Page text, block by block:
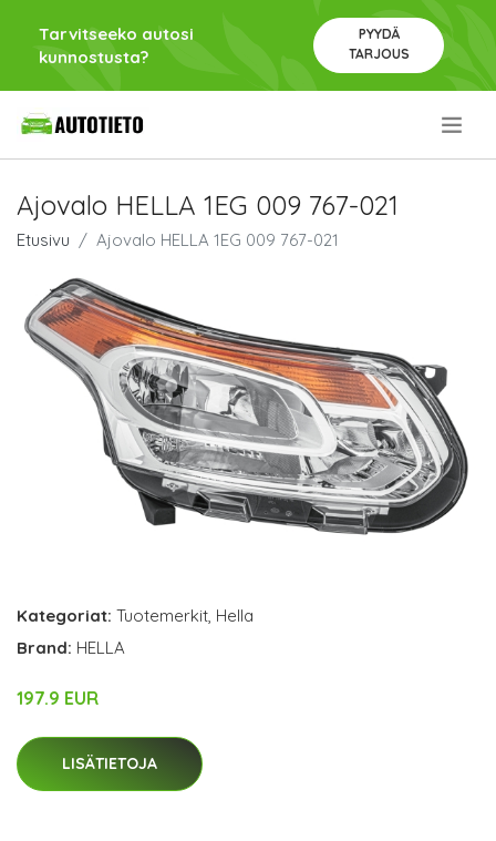
Tarvitseeko autosi
kunnostusta?
PYYDÄ
TARJOUS
Ajovalo HELLA 1EG 009 767-021
Etusivu Ajovalo HELLA 1EG 009 767-021
Kategoriat: Tuotemerkit Hella
Brand: HELLA
197.9 EUR
LISÄTIETOJA